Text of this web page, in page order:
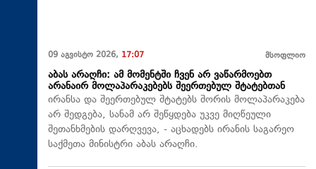
09 აგვისტო 2026, 17:07 მსოფლიო
აბას არაღჩი: ამ მომენტში ჩვენ არ ვაწარმოებთ
არანაირ მოლაპარაკებებს შეერთებულ შტატებთან
ირანსა და შეერთებულ შტატებს შორის მოლაპარაკება
არ შედგება, სანამ არ შეწყდება უკვე მიღწეული
შეთანხმების დარღვევა, - აცხადებს ირანის საგარეო
საქმეთა მინისტრი აბას არაღჩი.